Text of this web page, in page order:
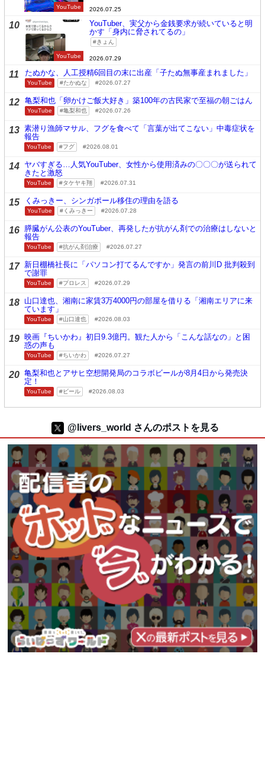
YouTube 2026.07.25
10
YouTube
YouTuber、実父から金銭要求が続いていると明
かす「身内に脅されてるの」
きょん
2026.07.29
11 たぬかな、人工授精6回目の末に出産「子たぬ無事産まれました」
YouTube たかぬな 2026.07.27
12 亀梨和也「卵かけご飯大好き」築100年の古民家で至福の朝ごはん
YouTube 亀梨和也 2026.07.26
13 素潜り漁師マサル、フグを食べて「言葉が出てこない」中毒症状を
報告
YouTube フグ 2026.08.01
14 ヤバすぎる…人気YouTuber、女性から使用済みの〇〇〇が送られて
きたと激怒
YouTube タケヤキ翔 2026.07.31
15 くみっきー、シンガポール移住の理由を語る
YouTube くみっきー 2026.07.28
16 膵臓がん公表のYouTuber、再発したが抗がん剤での治療はしないと
報告
YouTube 抗がん剤治療 2026.07.27
17 新日棚橋社長に「パソコン打てるんですか」発言の前川D 批判殺到
で謝罪
YouTube プロレス 2026.07.29
18 山口達也、湘南に家賃3万4000円の部屋を借りる「湘南エリアに来
ています」
YouTube 山口達也 2026.08.03
19 映画『ちいかわ』初日9.3億円。観た人から「こんな話なの」と困
惑の声も
YouTube ちいかわ 2026.07.27
20 亀梨和也とアサヒ空想開発局のコラボビールが8月4日から発売決
定！
YouTube ビール 2026.08.03
@livers_world さんのポストを見る